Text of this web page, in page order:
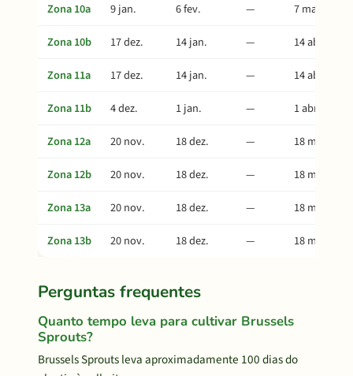
Zona 10a
9 jan. 6 fev. —
7 mai.
Zona 10b
17 dez. 14 jan. —
14 abr.
Zona 11a
17 dez. 14 jan. —
14 abr.
Zona 11b
4 dez. 1 jan. —
1 abr.
Zona 12a
20 nov. 18 dez. —
18 mar.
Zona 12b
20 nov. 18 dez. —
18 mar.
Zona 13a
20 nov. 18 dez. —
18 mar.
Zona 13b
20 nov. 18 dez. — 18 mar.
Perguntas frequentes
Quanto tempo leva para cultivar Brussels
Sprouts?
Brussels Sprouts leva aproximadamente 100 dias do